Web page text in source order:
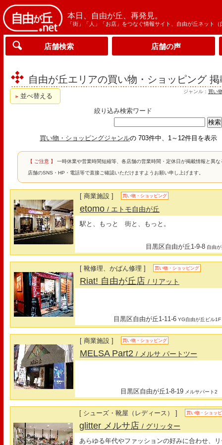
本日、自由が丘、再発見。
「街」「人」「お店」をつなぐ情報サイト、自由が丘ネット（
店舗検索 店舗の声
自由が丘エリアの買い物・ショッピング
ジャンル： 買い
並べ替える
絞り込み検索ワード
買い物・ショッピングジャンルの 703件中、1～12件目を表示
【 ご注意 】 一時休業や営業時間短縮等、各店舗の営業時間・定休日が掲載情報と異
店舗のSNS・HP・電話等で直接ご確認いただけますようお願い申し上げます。
[ 商業施設 ] 買い物・ショッピング
etomo/ エトモ自由が丘
駅と、もっと 街と、もっと。
目黒区自由が丘1-9-8 自由
[ 靴修理、かばん修理 ] 買い物・ショッピング
Riat! 自由が丘店/ リアット
目黒区自由が丘1-11-6 YG自由が丘ビル1F
[ 商業施設 ] 買い物・ショッピング
MELSA Part2/ メルサ パートツー
目黒区自由が丘1-8-19 メルサパート2
[ シューズ・靴屋（レディース） ] 買い物・ショッ
glitter メルサ店/ グリッター
あらゆる年代やファッションの好みに合わせ、